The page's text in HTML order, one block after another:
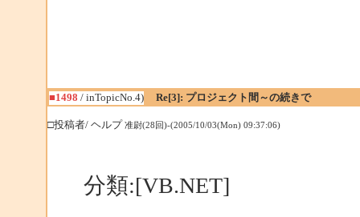
■1498 / inTopicNo.4) Re[3]: プロジェクト間～の続きで
□投稿者/ ヘルプ 准尉(28回)-(2005/10/03(Mon) 09:37:06)
分類:[VB.NET]